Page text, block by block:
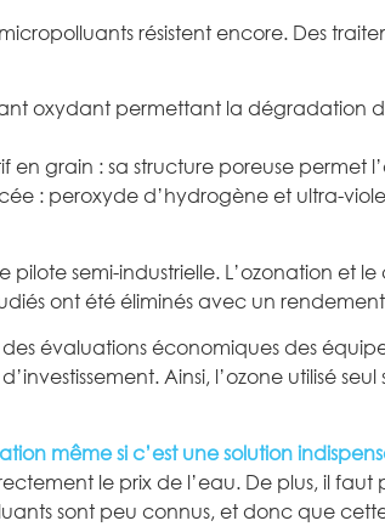
résistent encore. Des
oxydant permettant la dégradation
en grain : sa structure poreuse
: peroxyde d’hydrogène et ultra-
pilote semi-industrielle. L’ozonation
ont été éliminés avec un rendement
évaluations économiques des
Ainsi, l’ozone utilisé
même si c’est une solution
le prix de l’eau. De plus, il
sont peu connus, et donc que